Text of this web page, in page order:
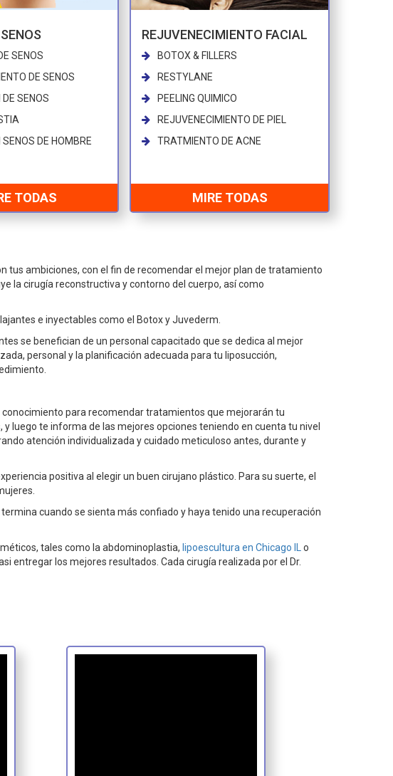
SENOS
DE SENOS
DE SENOS
SENOS DE HOMBRE
TODAS
REJUVENECIMIENTO FACIAL
BOTOX & FILLERS
RESTYLANE
PEELING QUIMICO
REJUVENECIMIENTO DE PIEL
TRATMIENTO DE ACNE
MIRE TODAS
tus ambiciones, con el fin de recomendar el mejor plan de tratamiento
la cirugía reconstructiva y contorno del cuerpo, así como
e inyectables como el Botox y Juvederm.
se benefician de un personal capacitado que se dedica al mejor
personal y la planificación adecuada para tu liposucción,
conocimiento para recomendar tratamientos que mejorarán tu
luego te informa de las mejores opciones teniendo en cuenta tu nivel
atención individualizada y cuidado meticuloso antes, durante y
positiva al elegir un buen cirujano plástico. Para su suerte, el
cuando se sienta más confiado y haya tenido una recuperación
tales como la abdominoplastia, lipoescultura en Chicago IL
o
entregar los mejores resultados. Cada cirugía realizada por el Dr.